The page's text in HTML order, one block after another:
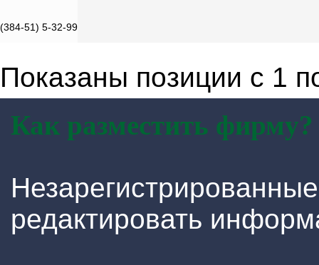
(384-51) 5-32-99
Показаны позиции с 1
Как разместить фирму?
редактировать